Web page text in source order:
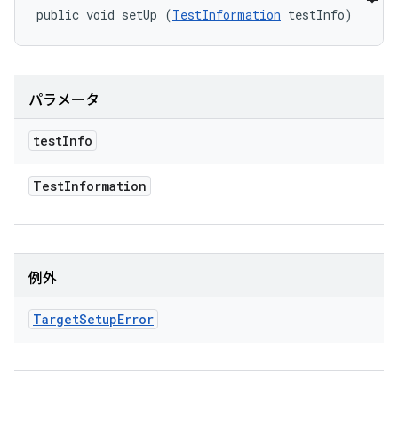
public void setUp (TestInformation testInfo)
パラメータ
testInfo
TestInformation
例外
TargetSetupError